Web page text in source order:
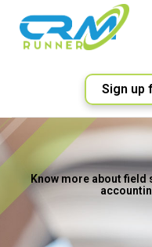
Sign up
Know more about